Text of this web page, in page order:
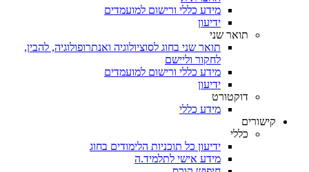
מידע כללי ורישום למועמדים
ידיעון
תואר שני
תואר שני בחוג לסוציולוגיה ואנתרופולוגיה, להבין,
לחקור וליישם
מידע כללי ורישום למועמדים
ידיעון
דוקטורט
מידע כללי
קישורים
כללי
ידיעון כל תוכניות הלימודים בחוג
מידע אישי לתלמיד.ה